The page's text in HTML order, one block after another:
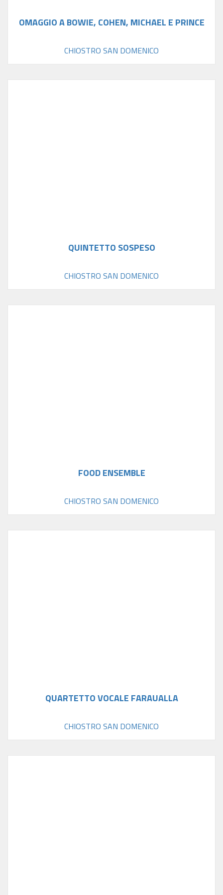
OMAGGIO A BOWIE, COHEN, MICHAEL E PRINCE
CHIOSTRO SAN DOMENICO
QUINTETTO SOSPESO
CHIOSTRO SAN DOMENICO
FOOD ENSEMBLE
CHIOSTRO SAN DOMENICO
QUARTETTO VOCALE FARAUALLA
CHIOSTRO SAN DOMENICO